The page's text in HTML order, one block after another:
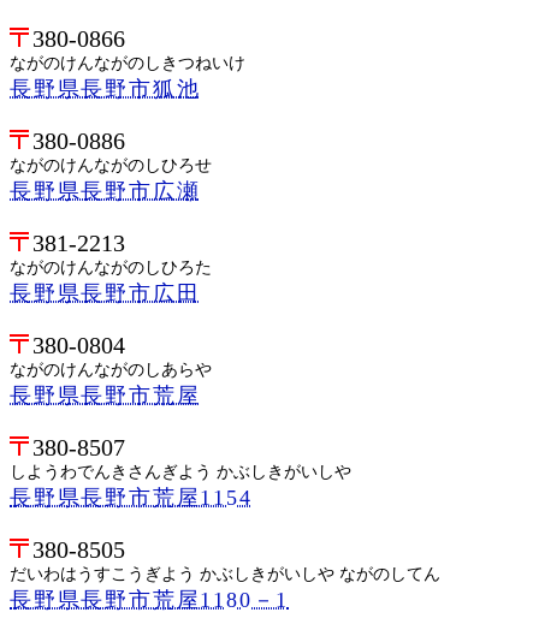
380-0866
ながのけんながのしきつねいけ
長野県長野市狐池
380-0886
ながのけんながのしひろせ
長野県長野市広瀬
381-2213
ながのけんながのしひろた
長野県長野市広田
380-0804
ながのけんながのしあらや
長野県長野市荒屋
380-8507
しようわでんきさんぎよう かぶしきがいしや
長野県長野市荒屋1154
380-8505
だいわはうすこうぎよう かぶしきがいしや ながのしてん
長野県長野市荒屋1180－1